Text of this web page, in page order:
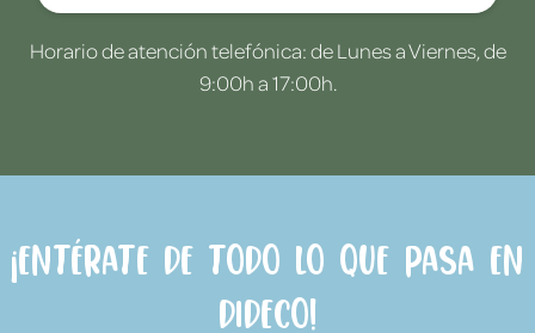
Horario de atención telefónica: de Lunes a Viernes, de
9:00h a 17:00h.
¡Entérate de todo lo que pasa en
Dideco!